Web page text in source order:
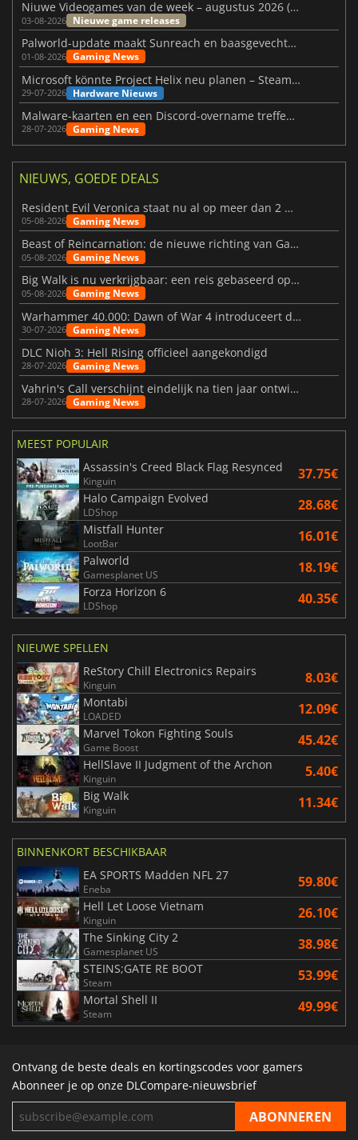
Niuwe Videogames van de week – augustus 2026 (week 32)
03-08-2026 Nieuwe game releases
Palworld-update maakt Sunreach en baasgevechten stabieler
01-08-2026 Gaming News
Microsoft könnte Project Helix neu planen – Steam-Support wackelt
29-07-2026 Hardware Nieuws
Malware-kaarten en een Discord-overname treffen Meccha Chameleon
28-07-2026 Gaming News
NIEUWS, GOEDE DEALS
Resident Evil Veronica staat nu al op meer dan 2 miljoen verlanglijstjes
05-08-2026 Gaming News
Beast of Reincarnation: de nieuwe richting van Game Freak
05-08-2026 Gaming News
Big Walk is nu verkrijgbaar: een reis gebaseerd op vriendschap
05-08-2026 Gaming News
Warhammer 40.000: Dawn of War 4 introduceert de Necron-factie
30-07-2026 Gaming News
DLC Nioh 3: Hell Rising officieel aangekondigd
28-07-2026 Gaming News
Vahrin's Call verschijnt eindelijk na tien jaar ontwikkeling
28-07-2026 Gaming News
MEEST POPULAIR
Assassin's Creed Black Flag Resynced
Kinguin 37.75€
Halo Campaign Evolved
LDShop 28.68€
Mistfall Hunter
LootBar 16.01€
Palworld
Gamesplanet US 18.19€
Forza Horizon 6
LDShop 40.35€
NIEUWE SPELLEN
ReStory Chill Electronics Repairs
Kinguin 8.03€
Montabi
LOADED 12.09€
Marvel Tokon Fighting Souls
Game Boost 45.42€
HellSlave II Judgment of the Archon
Kinguin 5.40€
Big Walk
Kinguin 11.34€
BINNENKORT BESCHIKBAAR
EA SPORTS Madden NFL 27
Eneba 59.80€
Hell Let Loose Vietnam
Kinguin 26.10€
The Sinking City 2
Gamesplanet US 38.98€
STEINS;GATE RE BOOT
Steam 53.99€
Mortal Shell II
Steam 49.99€
Ontvang de beste deals en kortingscodes voor gamers
Abonneer je op onze DLCompare-nieuwsbrief